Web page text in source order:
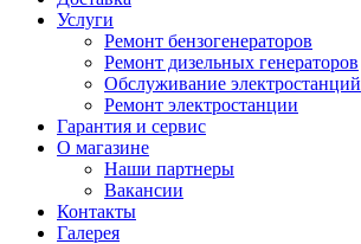
Услуги
Ремонт бензогенераторов
Ремонт дизельных генераторов
Обслуживание электростанций
Ремонт электростанции
Гарантия и сервис
О магазине
Наши партнеры
Вакансии
Контакты
Галерея